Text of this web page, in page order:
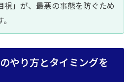
視」が、最悪の事態を防ぐため
やり方とタイミングを